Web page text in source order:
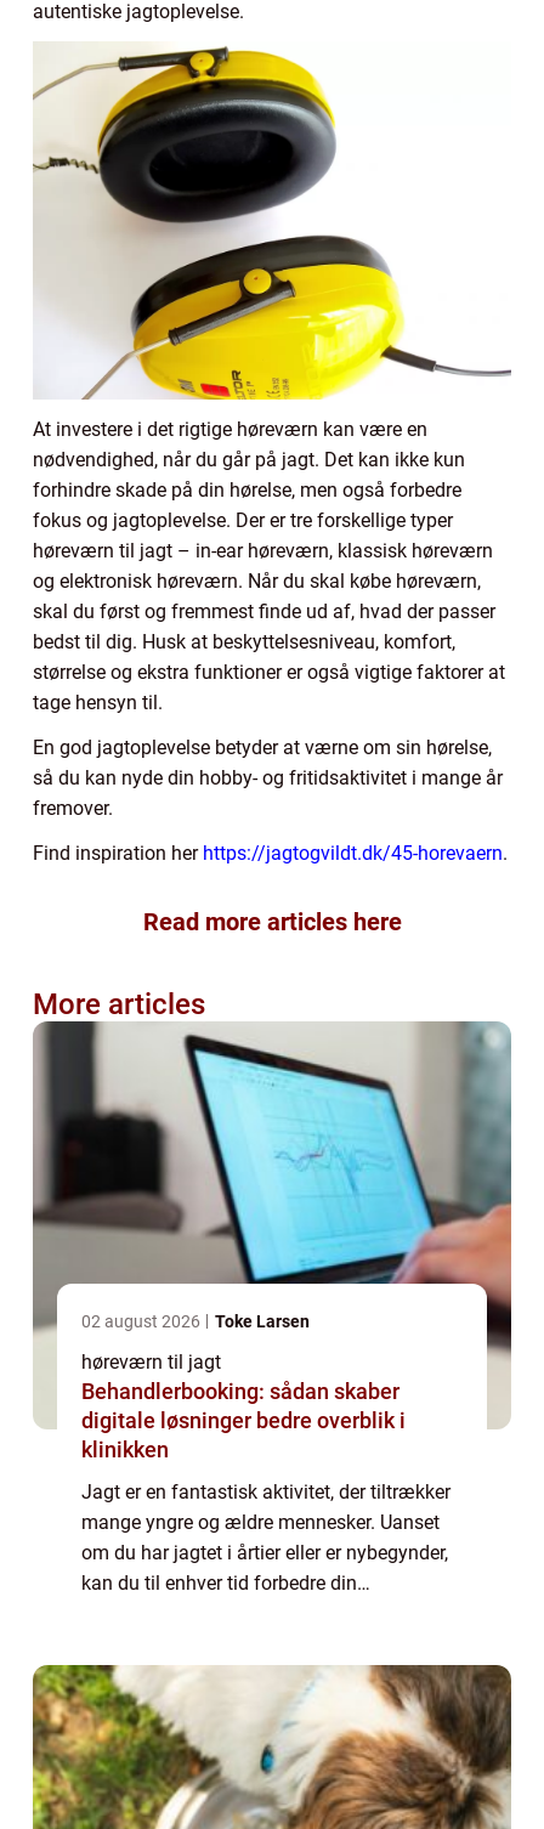
autentiske jagtoplevelse.
At investere i det rigtige høreværn kan være en
nødvendighed, når du går på jagt. Det kan ikke kun
forhindre skade på din hørelse, men også forbedre
fokus og jagtoplevelse. Der er tre forskellige typer
høreværn til jagt – in-ear høreværn, klassisk høreværn
og elektronisk høreværn. Når du skal købe høreværn,
skal du først og fremmest finde ud af, hvad der passer
bedst til dig. Husk at beskyttelsesniveau, komfort,
størrelse og ekstra funktioner er også vigtige faktorer at
tage hensyn til.
En god jagtoplevelse betyder at værne om sin hørelse,
så du kan nyde din hobby- og fritidsaktivitet i mange år
fremover.
Find inspiration her https://jagtogvildt.dk/45-horevaern.
Read more articles here
More articles
02 august 2026 Toke Larsen
høreværn til jagt
Behandlerbooking: sådan skaber
digitale løsninger bedre overblik i
klinikken
Jagt er en fantastisk aktivitet, der tiltrækker
mange yngre og ældre mennesker. Uanset
om du har jagtet i årtier eller er nybegynder,
kan du til enhver tid forbedre din